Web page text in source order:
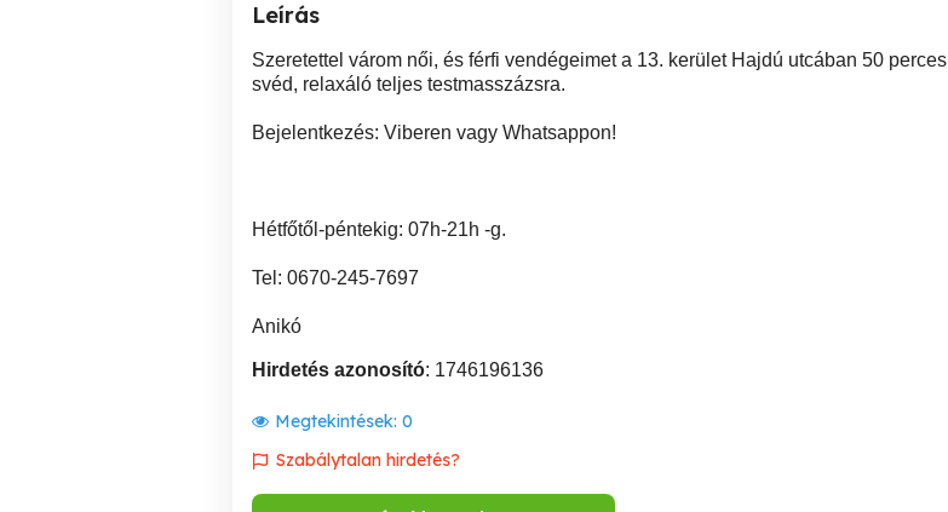
Leírás
Szeretettel várom női, és férfi vendégeimet a 13. kerület Hajdú utcában 50 perces
svéd, relaxáló teljes testmasszázsra.
Bejelentkezés: Viberen vagy Whatsappon!
Hétfőtől-péntekig: 07h-21h -g.
Tel: 0670-245-7697
Anikó
Hirdetés azonosító: 1746196136
Megtekintések: 0
Szabálytalan hirdetés?